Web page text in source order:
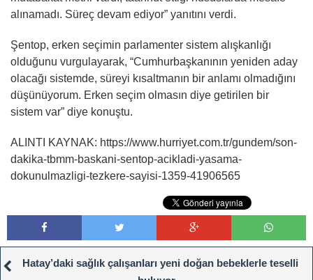
alınamadı. Süreç devam ediyor” yanıtını verdi.
Şentop, erken seçimin parlamenter sistem alışkanlığı
olduğunu vurgulayarak, “Cumhurbaşkanının yeniden aday
olacağı sistemde, süreyi kısaltmanın bir anlamı olmadığını
düşünüyorum. Erken seçim olmasın diye getirilen bir
sistem var” diye konuştu.
ALINTI KAYNAK: https://www.hurriyet.com.tr/gundem/son-
dakika-tbmm-baskani-sentop-acikladi-yasama-
dokunulmazligi-tezkere-sayisi-1359-41906565
Hatay’daki sağlık çalışanları yeni doğan bebeklerle teselli